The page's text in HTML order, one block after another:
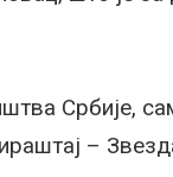
Србије,
–